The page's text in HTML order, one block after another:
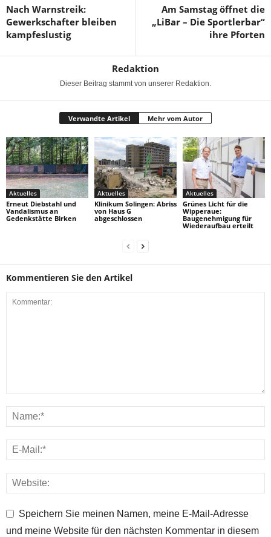
Nach Warnstreik:
Gewerkschafter bleiben
kampfeslustig
Am Samstag öffnet die
„LiBar – Die Sportlerbar“
ihre Pforten
Redaktion
Dieser Beitrag stammt von unserer Redaktion.
Verwandte Artikel Mehr vom Autor
Aktuelles
Erneut Diebstahl und
Vandalismus an
Gedenkstätte Birken
Aktuelles
Klinikum Solingen: Abriss
von Haus G
abgeschlossen
Aktuelles
Grünes Licht für die
Wipperaue:
Baugenehmigung für
Wiederaufbau erteilt
Kommentieren Sie den Artikel
Speichern Sie meinen Namen, meine E-Mail-Adresse
und meine Website für den nächsten Kommentar in diesem